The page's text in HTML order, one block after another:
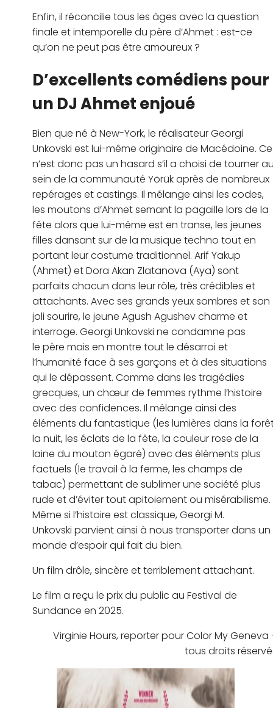
Enfin, il réconcilie tous les âges avec la question
finale et intemporelle du père d’Ahmet : est-ce
qu’on ne peut pas être amoureux ?
D’excellents comédiens pour
un DJ Ahmet enjoué
Bien que né à New-York, le réalisateur Georgi
Unkovski est lui-même originaire de Macédoine. Ce
n’est donc pas un hasard s’il a choisi de tourner
sein de la communauté Yörük après de nombreux
repérages et castings. Il mélange ainsi les codes,
les moutons d’Ahmet semant la pagaille lors de la
fête alors que lui-même est en transe, les jeunes
filles dansant sur de la musique techno tout en
portant leur costume traditionnel. Arif Yakup
(Ahmet) et Dora Akan Zlatanova (Aya) sont
parfaits chacun dans leur rôle, très crédibles et
attachants. Avec ses grands yeux sombres et son
joli sourire, le jeune Agush Agushev charme et
interroge. Georgi Unkovski ne condamne pas
le père mais en montre tout le désarroi et
l’humanité face à ses garçons et à des situations
qui le dépassent. Comme dans les tragédies
grecques, un chœur de femmes rythme l’histoire
avec des confidences. Il mélange ainsi des
éléments du fantastique (les lumières dans la
la nuit, les éclats de la fête, la couleur rose de la
laine du mouton égaré) avec des éléments plus
factuels (le travail à la ferme, les champs de
tabac) permettant de sublimer une société plus
rude et d’éviter tout apitoiement ou misérabilisme.
Même si l’histoire est classique, Georgi M.
Unkovski parvient ainsi à nous transporter dans un
monde d’espoir qui fait du bien.
Un film drôle, sincère et terriblement attachant.
Le film a reçu le prix du public au Festival de
Sundance en 2025.
Virginie Hours, reporter pour Color My Geneva
tous droits